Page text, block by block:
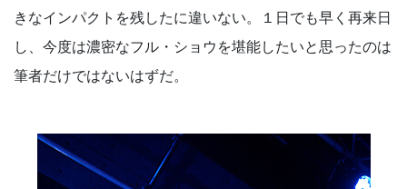
きなインパクトを残したに違いない。１日でも早く再来日
し、今度は濃密なフル・ショウを堪能したいと思ったのは
筆者だけではないはずだ。